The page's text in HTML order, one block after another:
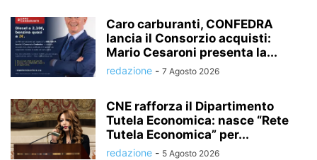
Caro carburanti, CONFEDRA
lancia il Consorzio acquisti:
Mario Cesaroni presenta la...
redazione - 7 Agosto 2026
CNE rafforza il Dipartimento
Tutela Economica: nasce “Rete
Tutela Economica” per...
redazione - 5 Agosto 2026